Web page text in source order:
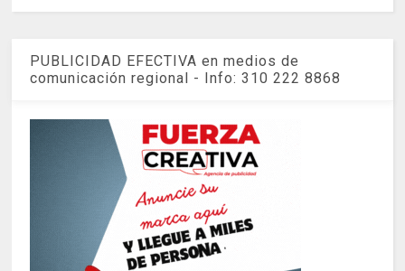
PUBLICIDAD EFECTIVA en medios de
comunicación regional - Info: 310 222 8868